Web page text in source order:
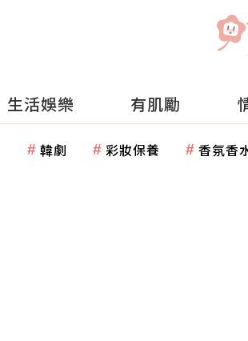
生活娛樂 有肌勵
韓劇 彩妝保養 香氛香